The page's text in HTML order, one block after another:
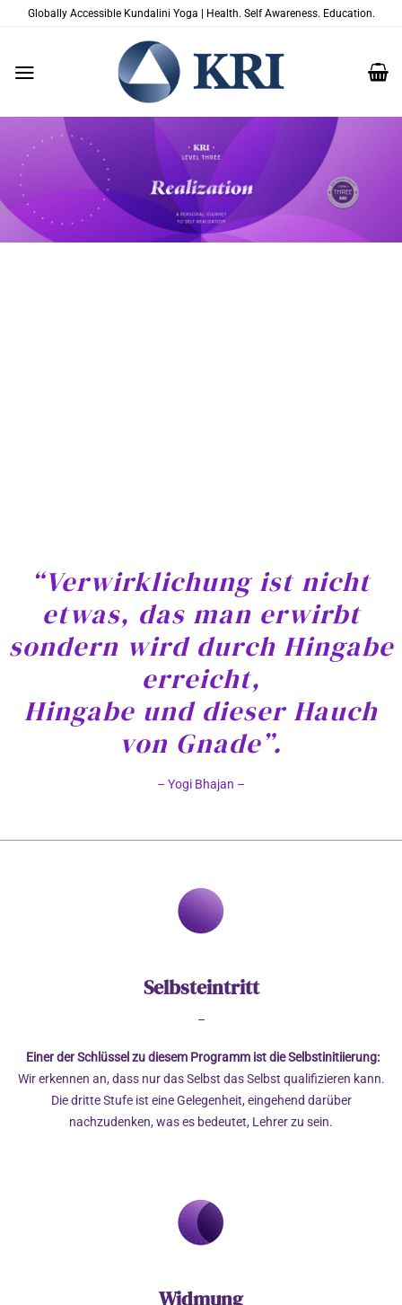
ZumGlobally Accessible Kundalini Yoga | Health. Self Awareness. Education.
“Verwirklichung ist nicht
etwas, das man erwirbt
sondern wird durch Hingabe
erreicht,
Hingabe und dieser Hauch
von Gnade”.
– Yogi Bhajan –
Selbsteintritt
–
Einer der Schlüssel zu diesem Programm ist die Selbstinitiierung:
Wir erkennen an, dass nur das Selbst das Selbst qualifizieren kann.
Die dritte Stufe ist eine Gelegenheit, eingehend darüber
nachzudenken, was es bedeutet, Lehrer zu sein.
Widmung